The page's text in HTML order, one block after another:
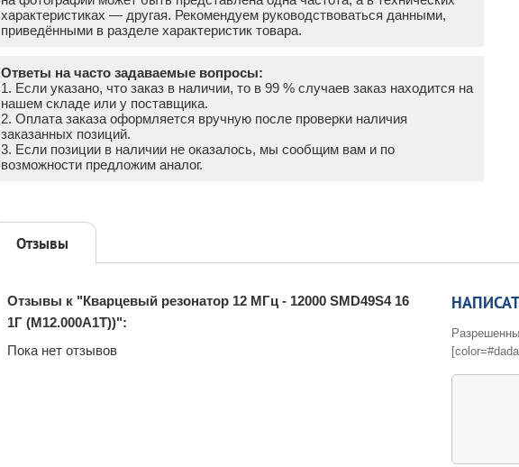
характеристиках — другая. Рекомендуем руководствоваться данными,
приведёнными в разделе характеристик товара.
Ответы на часто задаваемые вопросы:
1. Если указано, что заказ в наличии, то в 99 % случаев заказ находится на
нашем складе или у поставщика.
2. Оплата заказа оформляется вручную после проверки наличия
заказанных позиций.
3. Если позиции в наличии не оказалось, мы сообщим вам и по
возможности предложим аналог.
Отзывы
Отзывы к "Кварцевый резонатор 12 МГц - 12000 SMD49S4 16
1Г (M12.000A1T))":
Пока нет отзывов